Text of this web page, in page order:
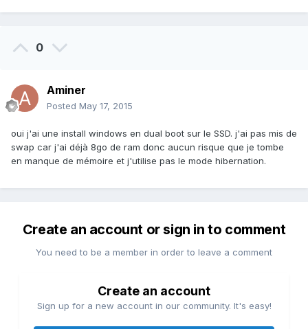
0
Aminer
Posted May 17, 2015
oui j'ai une install windows en dual boot sur le SSD. j'ai pas mis de
swap car j'ai déjà 8go de ram donc aucun risque que je tombe
en manque de mémoire et j'utilise pas le mode hibernation.
Create an account or sign in to comment
You need to be a member in order to leave a comment
Create an account
Sign up for a new account in our community. It's easy!